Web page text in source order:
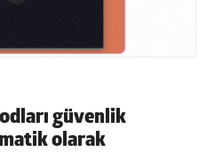
güvenlik
olarak